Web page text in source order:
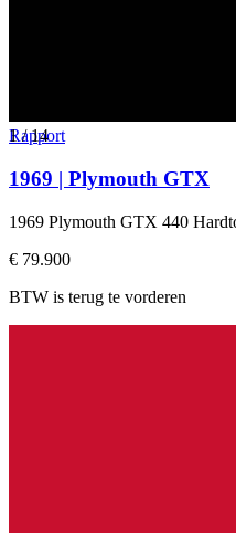
1/14
Rapport
1969 | Plymouth GTX
1969 Plymouth GTX 440
€ 79.900
BTW is terug te vorderen